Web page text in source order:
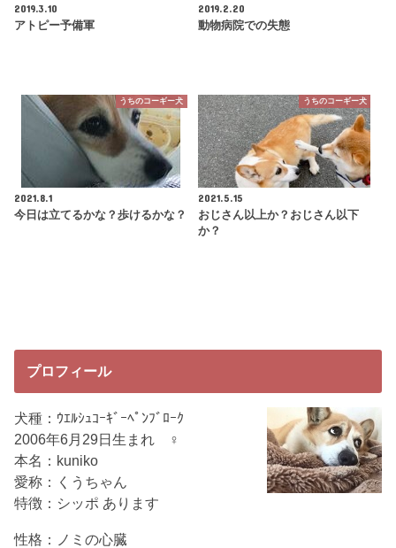
2019.3.10
アトピー予備軍
2019.2.20
動物病院での失態
うちのコーギー犬
2021.8.1
今日は立てるかな？歩けるかな？
うちのコーギー犬
2021.5.15
おじさん以上か？おじさん以下
か？
プロフィール
犬種：ｳｴﾙｼｭｺｰｷﾞｰﾍﾟﾝﾌﾞﾛｰｸ
2006年6月29日生まれ ♀
本名：kuniko
愛称：くうちゃん
特徴：シッポ あります
性格：ノミの心臓